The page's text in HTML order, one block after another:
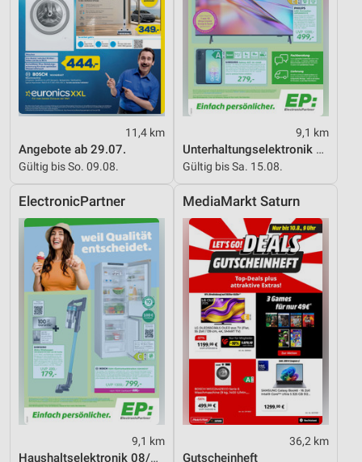
11,4 km
Angebote ab 29.07.
Gültig bis So. 09.08.
9,1 km
Unterhaltungselektronik 08/2026
Gültig bis Sa. 15.08.
ElectronicPartner
9,1 km
Haushaltselektronik 08/2026
MediaMarkt Saturn
36,2 km
Gutscheinheft